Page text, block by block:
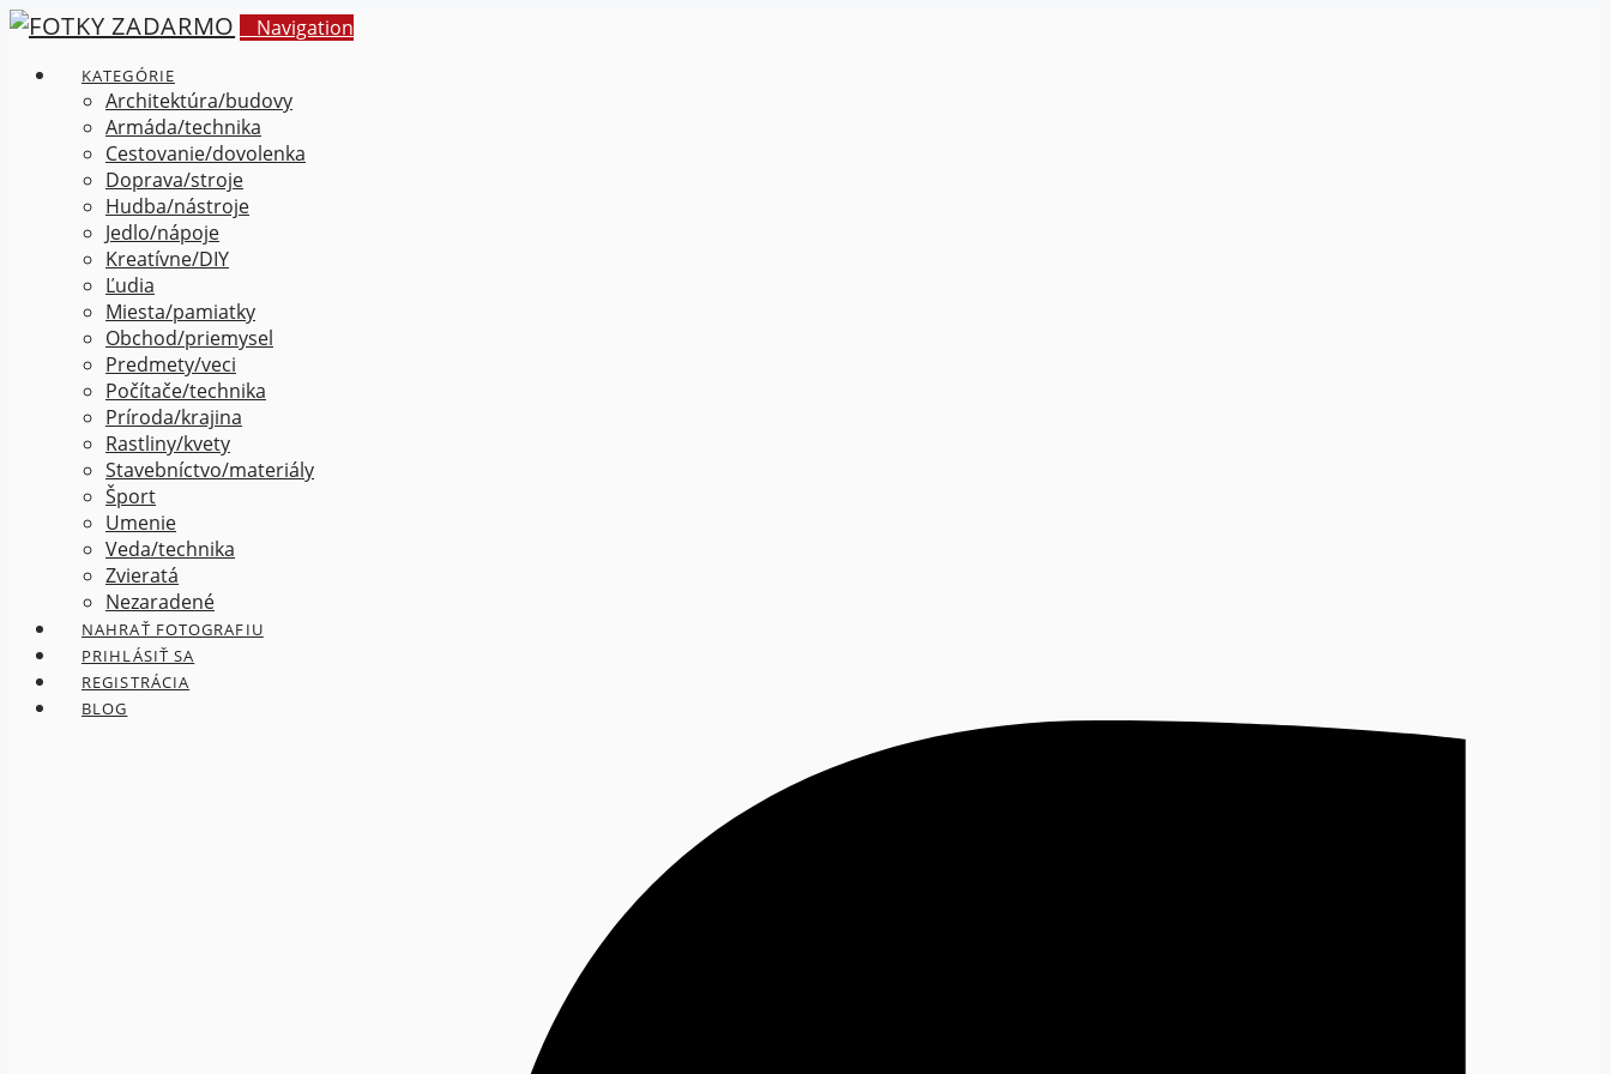
Navigation
KATEGÓRIE
Architektúra/budovy
Armáda/technika
Cestovanie/dovolenka
Doprava/stroje
Hudba/nástroje
Jedlo/nápoje
Kreatívne/DIY
Ľudia
Miesta/pamiatky
Obchod/priemysel
Predmety/veci
Počítače/technika
Príroda/krajina
Rastliny/kvety
Stavebníctvo/materiály
Šport
Umenie
Veda/technika
Zvieratá
Nezaradené
NAHRAŤ FOTOGRAFIU
PRIHLÁSIŤ SA
REGISTRÁCIA
BLOG